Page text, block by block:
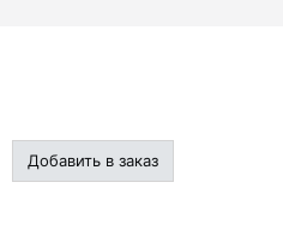
Добавить в заказ